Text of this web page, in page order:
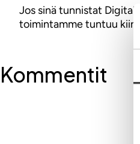
Jos sinä tunnistat
toimintamme tuntuu
Kommentit